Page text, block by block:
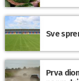
Sve
Prva